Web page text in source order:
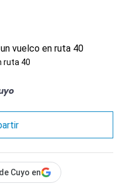
ruta 40
Cuyo en